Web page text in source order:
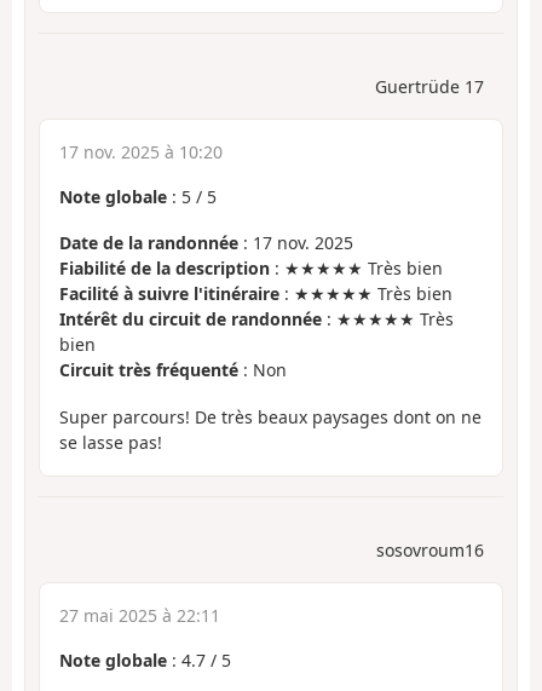
Guertrüde 17
17 nov. 2025 à 10:20
Note globale : 5 / 5
Date de la randonnée : 17 nov. 2025
Fiabilité de la description : ★★★★★ Très bien
Facilité à suivre l'itinéraire : ★★★★★ Très bien
Intérêt du circuit de randonnée : ★★★★★ Très
bien
Circuit très fréquenté : Non
Super parcours! De très beaux paysages dont on ne
se lasse pas!
sosovroum16
27 mai 2025 à 22:11
Note globale : 4.7 / 5